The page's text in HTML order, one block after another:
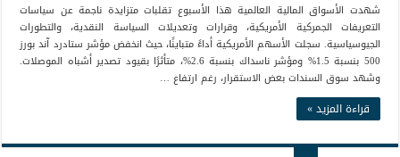
شهدت الأسواق المالية العالمية هذا الأسبوع تقلبات متزايدة ناجمة عن سياسات
التعريفات الجمركية الأمريكية، وقرارات وتعديلات السياسة النقدية، والتطورات
الجيوسياسية. سجلت الأسهم الأمريكية أداءً متباينًا، حيث انخفض مؤشر ستادرد آند بورز
500 بنسبة 1.5% ومؤشر ناسداك بنسبة 2.6%، متأثرًا بقيود تصدير أشباه الموصلات.
وشهد سوق السندات بعض الاستقرار، رغم ارتفاع …
قراءة المزيد »